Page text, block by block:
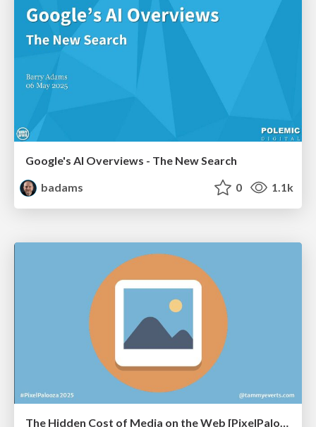
Google's AI Overviews - The New Search
badams
0 1.1k
The Hidden Cost of Media on the Web [PixelPalooza 2025]